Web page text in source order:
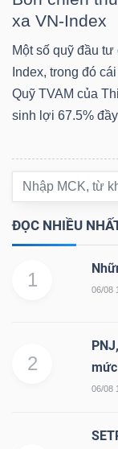
xa VN-Index
Một số quỹ đầu
Index, trong đó
Quỹ TVAM của
sinh lợi 67.5%
ĐỌC NHIỀU
1 06/08
2
06/08
CHÍNH
HÀNG
HÓA
KINH
THẾ